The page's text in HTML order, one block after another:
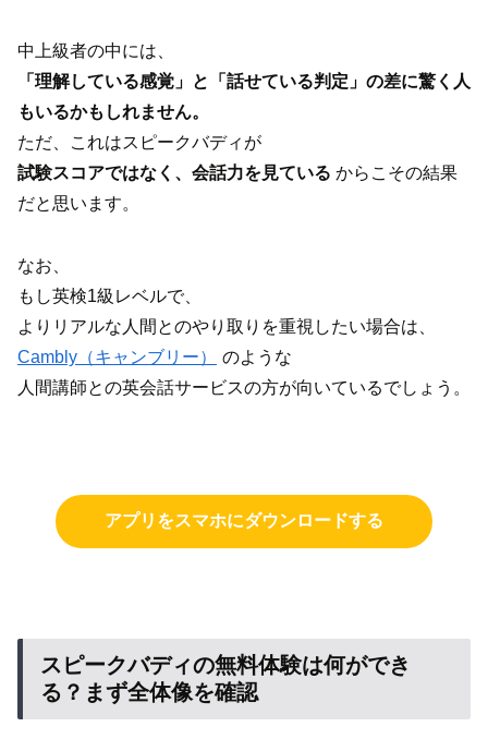
中上級者の中には、
「理解している感覚」と「話せている判定」の差に驚く人
もいるかもしれません。
ただ、これはスピークバディが
試験スコアではなく、会話力を見ている からこその結果
だと思います。
なお、
もし英検1級レベルで、
よりリアルな人間とのやり取りを重視したい場合は、
Cambly（キャンブリー）
のような
人間講師との英会話サービスの方が向いているでしょう。
アプリをスマホにダウンロードする
スピークバディの無料体験は何ができ
る？まず全体像を確認